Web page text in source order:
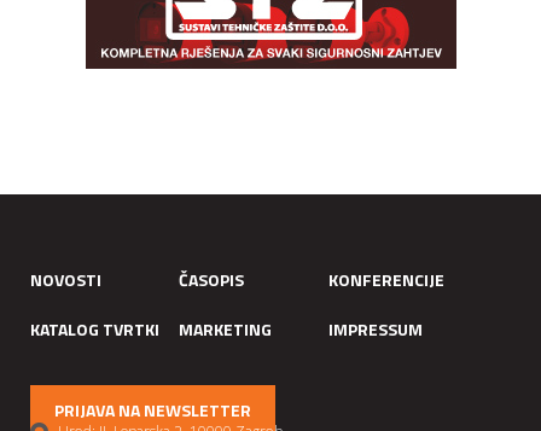
NOVOSTI ČASOPIS
KONFERENCIJE
KATALOG TVRTKI
MARKETING IMPRESSUM
PRIJAVA NA NEWSLETTER